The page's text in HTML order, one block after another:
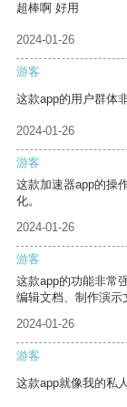
超棒啊 好用
2024-01-26
游客
这款app的用户群体
2024-01-26
游客
这款加速器app的操
化。
2024-01-26
游客
这款app的功能非常
编辑文档、制作演示
2024-01-26
游客
这款app就像我的私